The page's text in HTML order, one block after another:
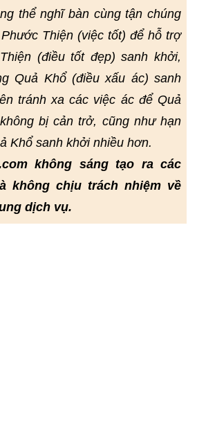
thể nghĩ bàn cùng tận chúng
Thiện (việc tốt) để hỗ trợ
(điều tốt đẹp) sanh khởi,
Quả Khổ (điều xấu ác) sanh
tránh xa các việc ác để Quả
bị cản trở, cũng như hạn
Khổ sanh khởi nhiều hơn.
không sáng tạo ra các
không chịu trách nhiệm về
dịch vụ.